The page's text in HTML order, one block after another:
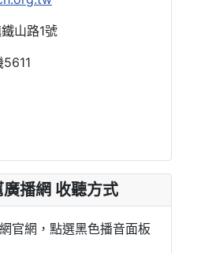
山路1號
播網 收聽方式
官網，點選黑色播音面板